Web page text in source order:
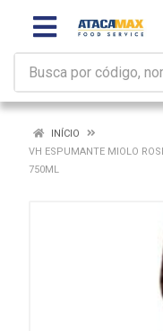
INÍCIO
VH ESPUMANTE MIOLO
750ML